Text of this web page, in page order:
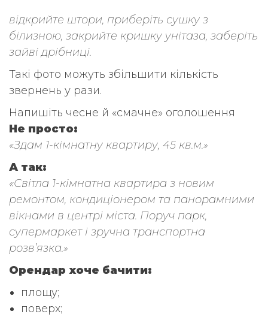
відкрийте штори, приберіть сушку з
білизною, закрийте кришку унітаза, заберіть
зайві дрібниці.
Такі фото можуть збільшити кількість
звернень у рази.
Напишіть чесне й «смачне» оголошення
Не просто:
«Здам 1-кімнатну квартиру, 45 кв.м.»
А так:
«Світла 1-кімнатна квартира з новим
ремонтом, кондиціонером та панорамними
вікнами в центрі міста. Поруч парк,
супермаркет і зручна транспортна
розв’язка.»
Орендар хоче бачити:
площу;
поверх;